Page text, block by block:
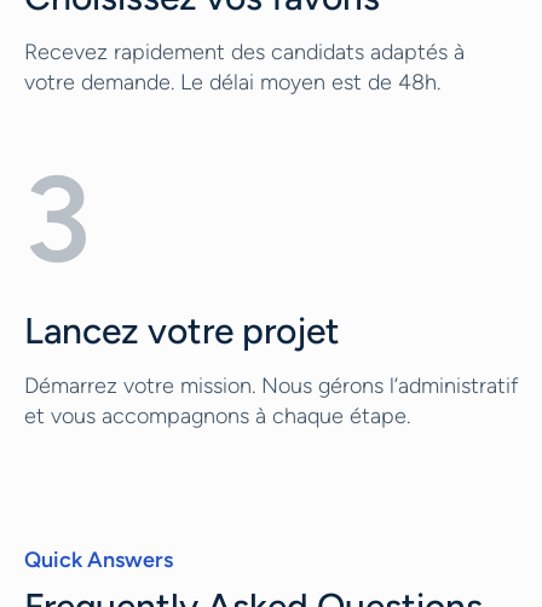
Recevez rapidement des candidats adaptés à
votre demande. Le délai moyen est de 48h.
3
Lancez votre projet
Démarrez votre mission. Nous gérons l’administratif
et vous accompagnons à chaque étape.
Quick Answers